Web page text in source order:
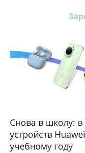
Снова в школу: в
устройств
учебному году